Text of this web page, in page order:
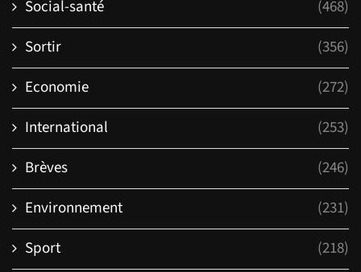
Social-santé
(468)
Sortir
(356)
Economie
(272)
International
(253)
Brèves
(246)
Environnement
(231)
Sport
(218)